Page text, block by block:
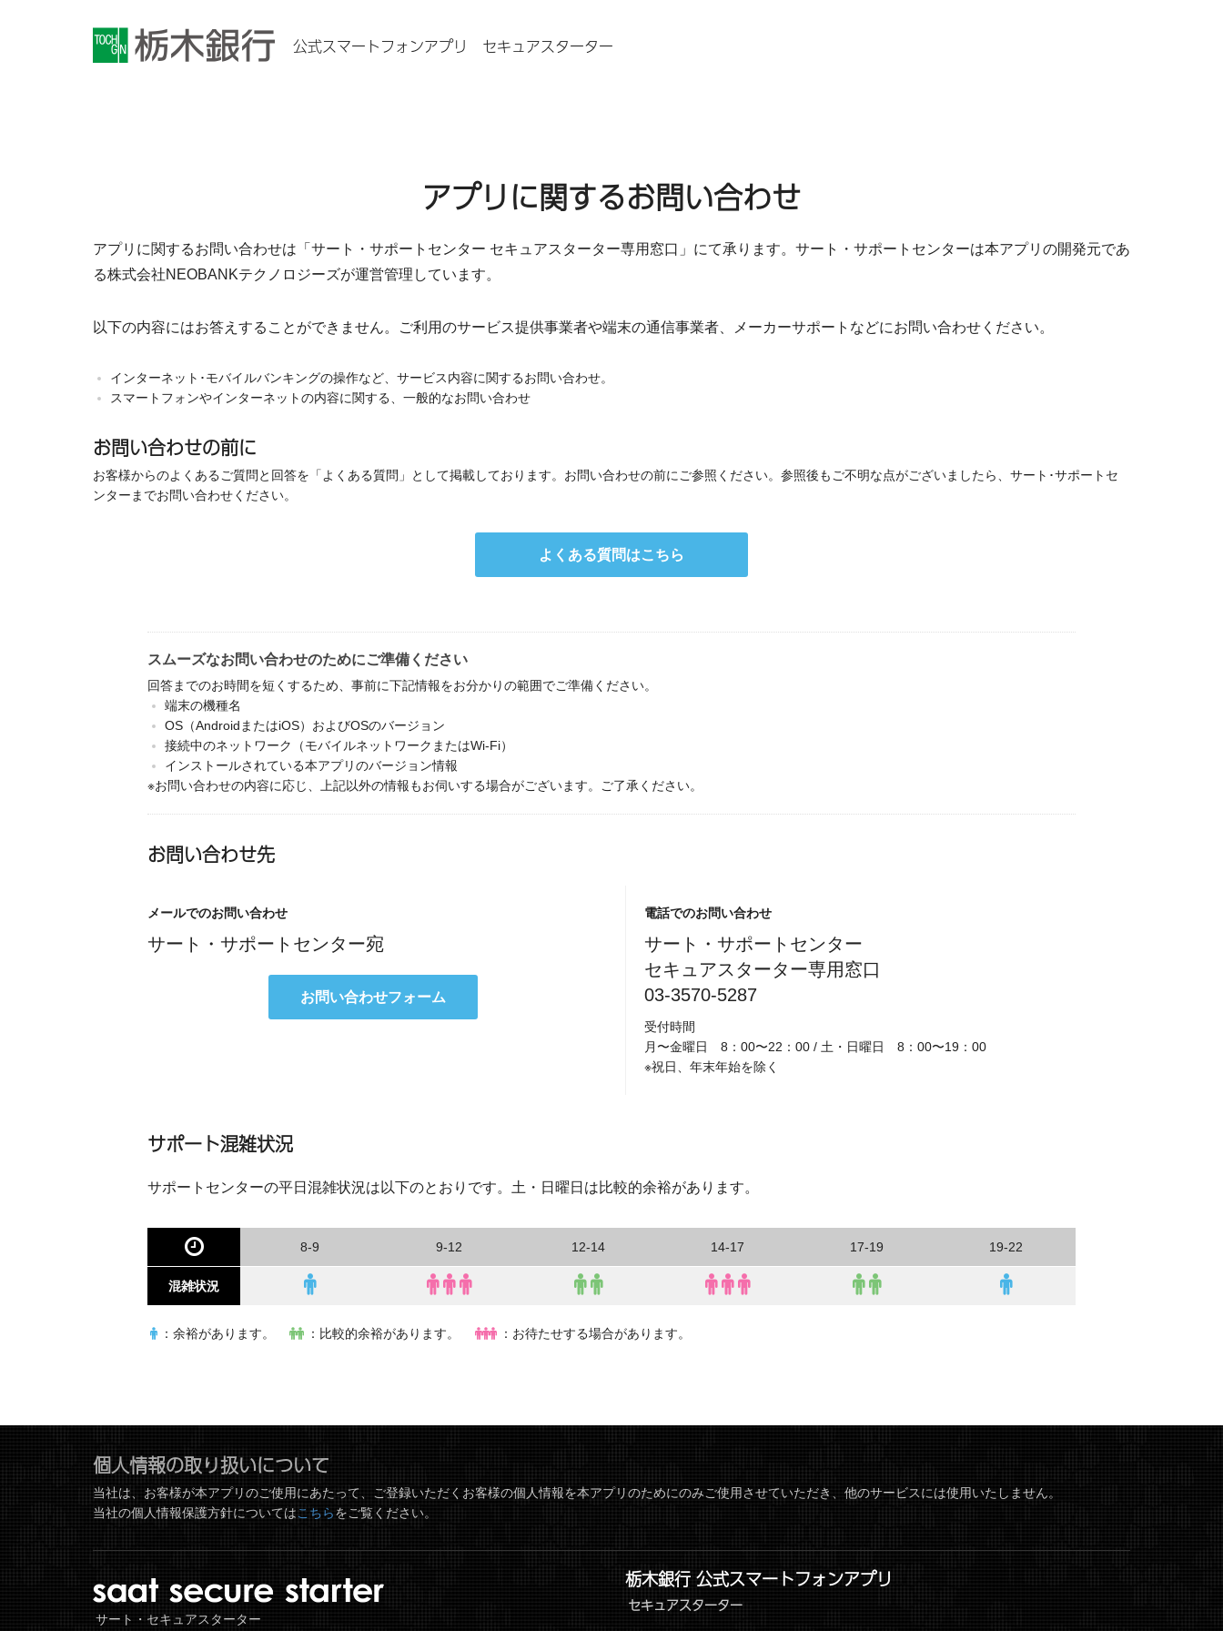
公式スマートフォンアプリ セキュアスターター
アプリに関するお問い合わせ
アプリに関するお問い合わせは「サート・サポートセンター セキュアスターター専用窓口」にて承ります。サート・サポートセンターは本アプリの開発元であ
る株式会社NEOBANKテクノロジーズが運営管理しています。
以下の内容にはお答えすることができません。ご利用のサービス提供事業者や端末の通信事業者、メーカーサポートなどにお問い合わせください。
インターネット･モバイルバンキングの操作など、サービス内容に関するお問い合わせ。
スマートフォンやインターネットの内容に関する、一般的なお問い合わせ
お問い合わせの前に
お客様からのよくあるご質問と回答を「よくある質問」として掲載しております。お問い合わせの前にご参照ください。参照後もご不明な点がございましたら、サート･サポートセ
ンターまでお問い合わせください。
よくある質問はこちら
スムーズなお問い合わせのためにご準備ください
回答までのお時間を短くするため、事前に下記情報をお分かりの範囲でご準備ください。
端末の機種名
OS（AndroidまたはiOS）およびOSのバージョン
接続中のネットワーク（モバイルネットワークまたはWi-Fi）
インストールされている本アプリのバージョン情報
※お問い合わせの内容に応じ、上記以外の情報もお伺いする場合がございます。ご了承ください。
お問い合わせ先
メールでのお問い合わせ
サート・サポートセンター宛
お問い合わせフォーム
電話でのお問い合わせ
サート・サポートセンター
セキュアスターター専用窓口
03-3570-5287
受付時間
月〜金曜日 8：00〜22：00 / 土・日曜日 8：00〜19：00
※祝日、年末年始を除く
サポート混雑状況
サポートセンターの平日混雑状況は以下のとおりです。土・日曜日は比較的余裕があります。
8-9 9-12 12-14 14-17 17-19 19-22
混雑状況
：余裕があります。 ：比較的余裕があります。 ：お待たせする場合があります。
個人情報の取り扱いについて
当社は、お客様が本アプリのご使用にあたって、ご登録いただくお客様の個人情報を本アプリのためにのみご使用させていただき、他のサービスには使用いたしません。
当社の個人情報保護方針についてはこちらをご覧ください。
サート・セキュアスターター
栃木銀行 公式スマートフォンアプリ
セキュアスターター